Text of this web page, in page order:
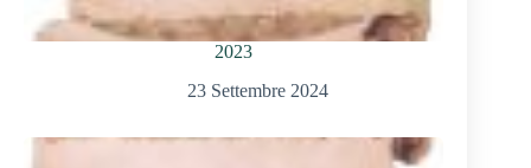
2023
23 Settembre 2024